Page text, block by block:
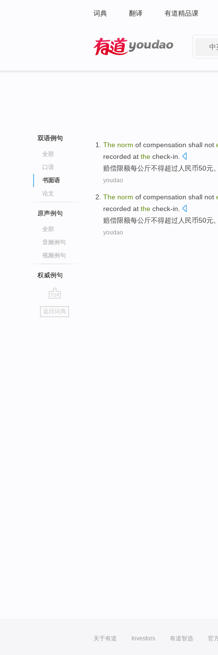
词典 翻译 有道精品课
中
双语例句
全部
口语
书面语
论文
原声例句
全部
音频例句
视频例句
权威例句
go
top
返回词典
The norm of compensation shall not
recorded at the check-in
赔偿限额每公斤不得超过 人民币50元。
youdao
The norm of compensation shall not
recorded at the check-in
赔偿限额每公斤不得超过 人民币50元。
youdao
关于有道 Investors 有道智选 官